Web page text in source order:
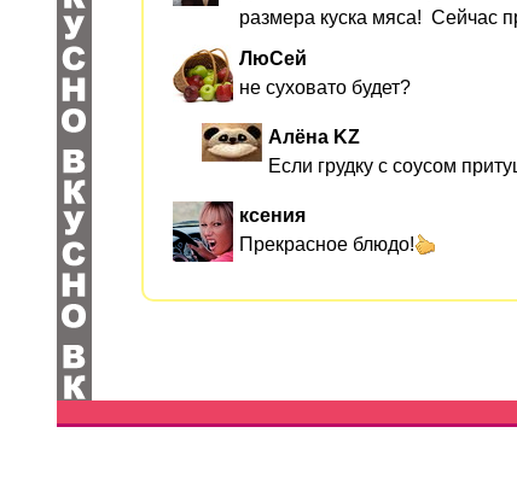
размера куска мяса! Сейчас
ЛюСей
не суховато будет?
Алёна KZ
Если грудку с соусом
ксения
Прекрасное блюдо!